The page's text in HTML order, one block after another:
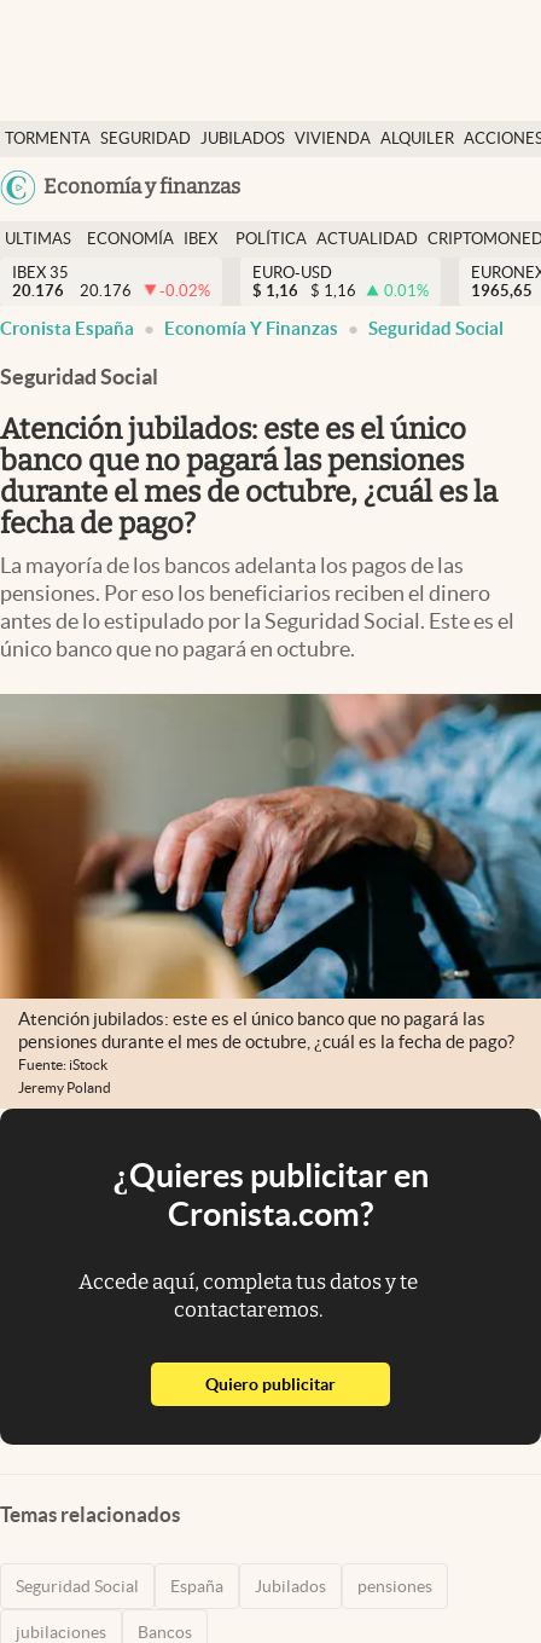
TORMENTA SEGURIDAD JUBILADOS VIVIENDA ALQUILER
USA
Colombia
Economía y finanzas
Economía y finanzas
Política
Actualidad
Criptomonedas
España
ULTIMAS
NOTICIAS
ECONOMÍA
FINANZAS
IBEX
EURO
POLÍTICA ACTUALIDAD
IBEX 35
20.176
20.176 -0.02%
EURO-USD
$ 1,16 $ 1,16 0.01%
1965,65
Cronista España Economía Y Finanzas Seguridad Social
Seguridad Social
Atención jubilados: este es el único
banco que no pagará las pensiones
durante el mes de octubre, ¿cuál es la
fecha de pago?
La mayoría de los bancos adelanta los pagos de las
pensiones. Por eso los beneficiarios reciben el dinero
antes de lo estipulado por la Seguridad Social. Este es el
único banco que no pagará en octubre.
Atención jubilados: este es el único banco que no pagará las
pensiones durante el mes de octubre, ¿cuál es la fecha de pago?
Fuente: iStock
Jeremy Poland
¿Quieres publicitar en
Cronista.com?
Accede aquí, completa tus datos y te
contactaremos.
Quiero publicitarabre en nueva pestaña
Temas relacionados
Seguridad Social España Jubilados pensiones
jubilaciones Bancos